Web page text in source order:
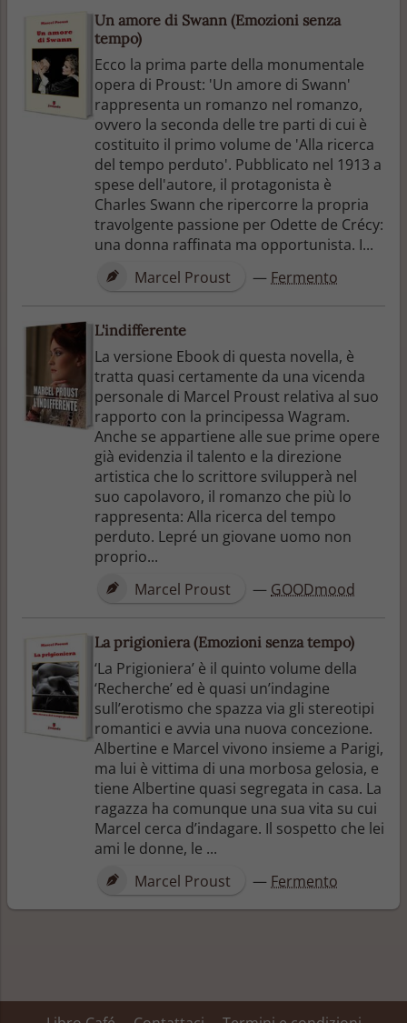
Un amore di Swann (Emozioni senza
tempo)
Ecco la prima parte della monumentale
opera di Proust: 'Un amore di Swann'
rappresenta un romanzo nel romanzo,
ovvero la seconda delle tre parti di cui è
costituito il primo volume de 'Alla ricerca
del tempo perduto'. Pubblicato nel 1913 a
spese dell'autore, il protagonista è
Charles Swann che ripercorre la propria
travolgente passione per Odette de Crécy:
una donna raffinata ma opportunista. I...
Marcel Proust
— Fermento
L'indifferente
La versione Ebook di questa novella, è
tratta quasi certamente da una vicenda
personale di Marcel Proust relativa al suo
rapporto con la principessa Wagram.
Anche se appartiene alle sue prime opere
già evidenzia il talento e la direzione
artistica che lo scrittore svilupperà nel
suo capolavoro, il romanzo che più lo
rappresenta: Alla ricerca del tempo
perduto. Lepré un giovane uomo non
proprio...
Marcel Proust
— GOODmood
La prigioniera (Emozioni senza tempo)
‘La Prigioniera’ è il quinto volume della
‘Recherche’ ed è quasi un’indagine
sull’erotismo che spazza via gli stereotipi
romantici e avvia una nuova concezione.
Albertine e Marcel vivono insieme a Parigi,
ma lui è vittima di una morbosa gelosia, e
tiene Albertine quasi segregata in casa. La
ragazza ha comunque una sua vita su cui
Marcel cerca d’indagare. Il sospetto che lei
ami le donne, le ...
Marcel Proust
— Fermento